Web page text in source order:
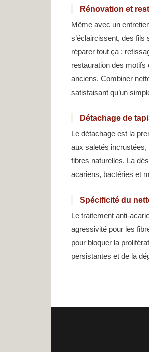
Rénovation et
Même avec un
s’éclaircissent, des fils
réparer tout ça :
restauration des motifs
anciens. Combiner
satisfaisant qu’un
Détachage de
Le détachage est la
aux saletés
fibres naturelles. La
acariens, bactéries et
Spécificité du
Le traitement anti-
agressivité pour les
pour bloquer la
persistantes et de la